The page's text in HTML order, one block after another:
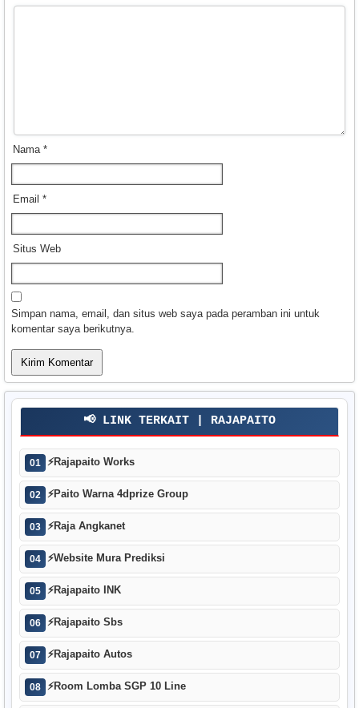
Nama *
Email *
Situs Web
Simpan nama, email, dan situs web saya pada peramban ini untuk
komentar saya berikutnya.
📢 LINK TERKAIT | RAJAPAITO
01 ⚡Rajapaito Works
02 ⚡Paito Warna 4dprize Group
03 ⚡Raja Angkanet
04 ⚡Website Mura Prediksi
05 ⚡Rajapaito INK
06 ⚡Rajapaito Sbs
07 ⚡Rajapaito Autos
08 ⚡Room Lomba SGP 10 Line